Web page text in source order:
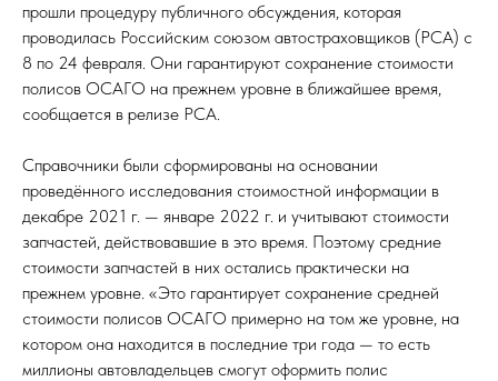
прошли процедуру публичного обсуждения, которая
проводилась Российским союзом автостраховщиков (РСА) с
8 по 24 февраля. Они гарантируют сохранение стоимости
полисов ОСАГО на прежнем уровне в ближайшее время,
сообщается в релизе РСА.
Справочники были сформированы на основании
проведённого исследования стоимостной информации в
декабре 2021 г. — январе 2022 г. и учитывают стоимости
запчастей, действовавшие в это время. Поэтому средние
стоимости запчастей в них остались практически на
прежнем уровне. «Это гарантирует сохранение средней
стоимости полисов ОСАГО примерно на том же уровне, на
котором она находится в последние три года — то есть
миллионы автовладельцев смогут оформить полис